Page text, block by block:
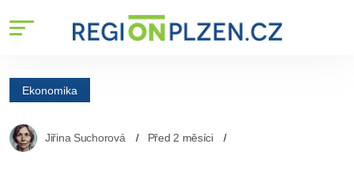
Ekonomika
Jiřina Suchorová Před 2 měsíci